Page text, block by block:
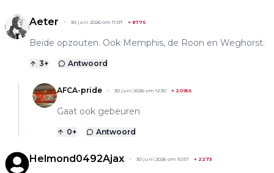
Aeter 30 juni 2026 om 11:07 + 8776
Beide opzouten. Ook Memphis, de Roon en Weghorst.
3+ Antwoord
AFCA-pride 30 juni 2026 om 12:30 + 20956
Gaat ook gebeuren
0+ Antwoord
Helmond0492Ajax 30 juni 2026 om 10:57 + 2273